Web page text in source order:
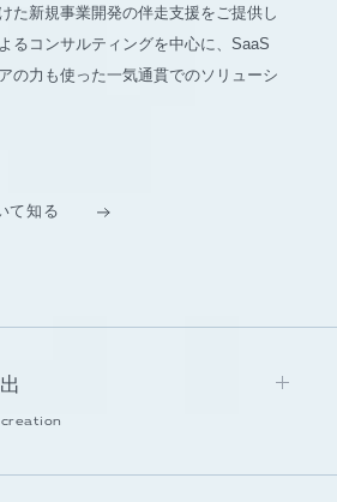
た新規事業開発の伴走支援をご提供し
るコンサルティングを中心に、SaaS
の力も使った一気通貫でのソリューシ
て知る